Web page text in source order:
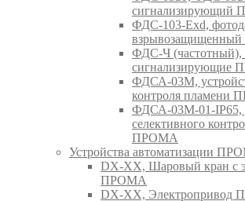
сигнализирующий
ФДС-103-Ехd,
ФДС-Ч (частотный),
сигнализирующие
ФДСА-03М,
контроля пламени
ФДСА-03М-01-IP65,
селективного
ПРОМА
Устройства автоматизации
DX-XX, Шаровый кран c
ПРОМА
DX-XX, Электропривод